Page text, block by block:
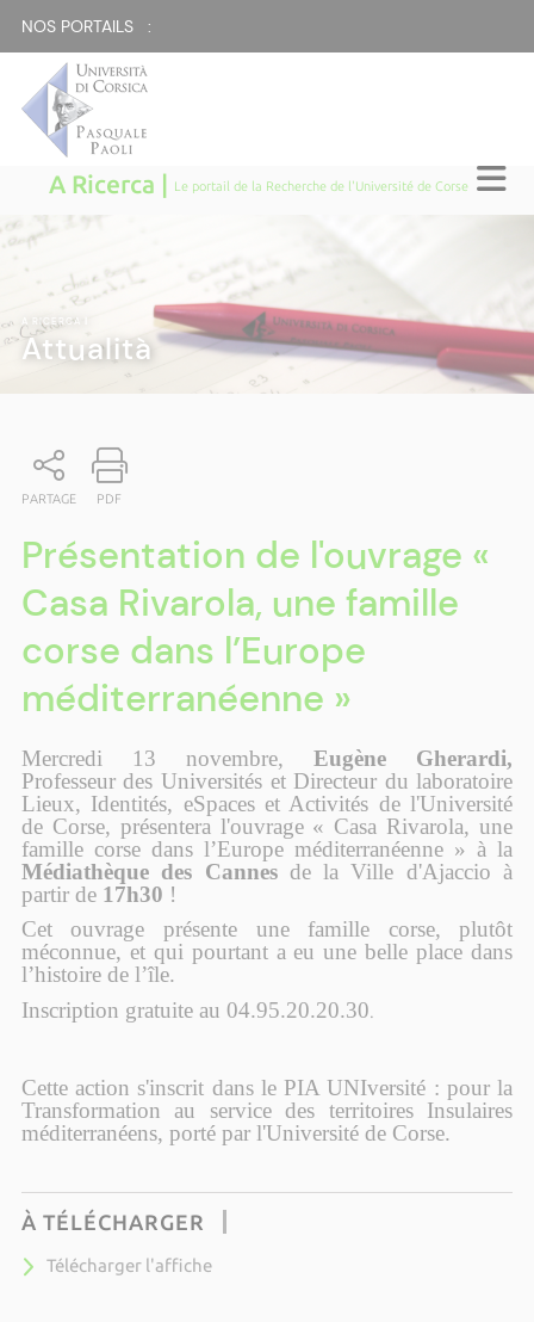
NOS PORTAILS :
A Ricerca | Le portail de la Recherche de l'Université de Corse
A RICERCA
Attualità
PARTAGE PDF
Présentation de l'ouvrage «
Casa Rivarola, une famille
corse dans l’Europe
méditerranéenne »
Mercredi 13 novembre,Eugène Gherardi,
Professeur des Universités et Directeur du laboratoire
Lieux, Identités, eSpaces et Activités de l'Université
de Corse, présentera l'ouvrage « Casa Rivarola, une
famille corse dans l’Europe méditerranéenne » à la
Médiathèque des Cannesde la Ville d'Ajaccio à
partir de17h30 !
Cet ouvrage présente une famille corse, plutôt
méconnue, et qui pourtant a eu une belle place dans
l’histoire de l’île.
Inscription gratuite au 04.95.20.20.30.
Cette action s'inscrit dans le PIA UNIversité : pour la
Transformation au service des territoires Insulaires
méditerranéens, porté par l'Université de Corse.
À TÉLÉCHARGER
Télécharger l'affiche